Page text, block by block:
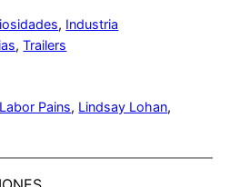
, Industria
, Trailers
Labor Pains, Lindsay Lohan